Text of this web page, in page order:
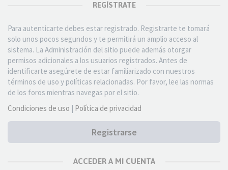
REGÍSTRATE
Para autenticarte debes estar registrado. Registrarte te tomará
solo unos pocos segundos y te permitirá un amplio acceso al
sistema. La Administración del sitio puede además otorgar
permisos adicionales a los usuarios registrados. Antes de
identificarte asegúrete de estar familiarizado con nuestros
términos de uso y políticas relacionadas. Por favor, lee las normas
de los foros mientras navegas por el sitio.
Condiciones de uso | Política de privacidad
Registrarse
ACCEDER A MI CUENTA